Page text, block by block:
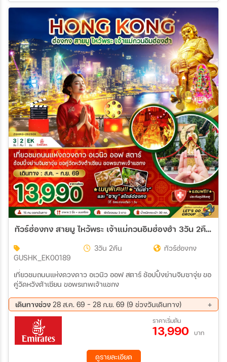
12 ธ.ค. 69 - 14 ธ.ค. 69
25 ธ.ค. 69 - 27 ธ.ค. 69
31 ธ.ค. 69 - 02 ม.ค. 70
ทัวร์ฮ่องกง สายมู ไหว้พระ เจ้าแม่กวนอิมฮ่องฮำ 3วัน 2คืน (EK)
GUSHK_EK00189
3วัน 2คืน ทัวร์ฮ่องกง
เที่ยวชมถนนแห่งดวงดาว อเวนิว ออฟ สตาร์ ช้อปปิ้งย่านจิมซาจุ่ย ขอ
คู่วัดหวังต้าเซียน ขอพรเทพเจ้าแชกง
เดินทางช่วง 28 ส.ค. 69 - 28 ก.ย. 69 (9 ช่วงวันเดินทาง)
28 ส.ค. 69 - 30 ส.ค. 69
04 ก.ย. 69 - 06 ก.ย. 69
05 ก.ย. 69 - 07 ก.ย. 69
11 ก.ย. 69 - 13 ก.ย. 69
12 ก.ย. 69 - 14 ก.ย. 69
18 ก.ย. 69 - 20 ก.ย. 69
25 ก.ย. 69 - 27 ก.ย. 69
ราคาเริ่มต้น
13,990 บาท
ดูรายละเอียด